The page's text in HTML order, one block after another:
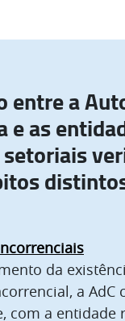
entre a
e as
da
a AdC
com a entidade